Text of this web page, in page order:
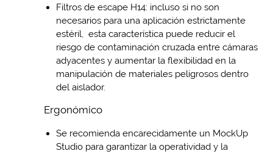
Filtros de escape H14: incluso si no son
necesarios para una aplicación estrictamente
estéril, esta característica puede reducir el
riesgo de contaminación cruzada entre cámaras
adyacentes y aumentar la flexibilidad en la
manipulación de materiales peligrosos dentro
del aislador.
Ergonómico
Se recomienda encarecidamente un MockUp
Studio para garantizar la operatividad y la